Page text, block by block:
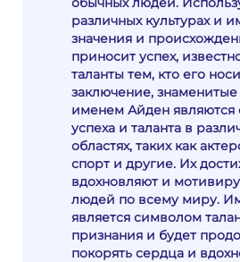
различных культурах и
значения и
приносит успех,
таланты тем, кто его
заключение,
именем Айден являются
успеха и таланта в
областях, таких как
спорт и другие. Их
вдохновляют и
людей по всему миру.
является символом
признания и будет
покорять сердца и